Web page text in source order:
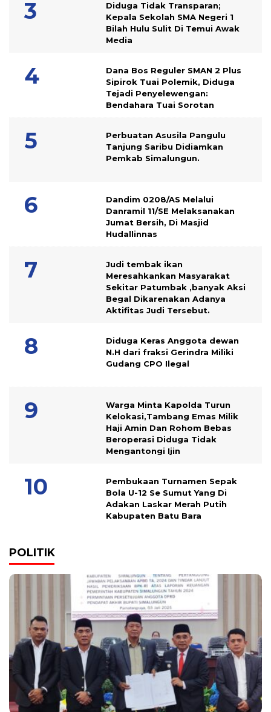
Diduga Tidak Transparan;
Kepala Sekolah SMA Negeri 1
Bilah Hulu Sulit Di Temui Awak
Media
Dana Bos Reguler SMAN 2 Plus
Sipirok Tuai Polemik, Diduga
Tejadi Penyelewengan:
Bendahara Tuai Sorotan
Perbuatan Asusila Pangulu
Tanjung Saribu Didiamkan
Pemkab Simalungun.
Dandim 0208/AS Melalui
Danramil 11/SE Melaksanakan
Jumat Bersih, Di Masjid
Hudallinnas
Judi tembak ikan
Meresahkankan Masyarakat
Sekitar Patumbak ,banyak Aksi
Begal Dikarenakan Adanya
Aktifitas Judi Tersebut.
Diduga Keras Anggota dewan
N.H dari fraksi Gerindra Miliki
Gudang CPO Ilegal
Warga Minta Kapolda Turun
Kelokasi,Tambang Emas Milik
Haji Amin Dan Rohom Bebas
Beroperasi Diduga Tidak
Mengantongi Ijin
Pembukaan Turnamen Sepak
Bola U-12 Se Sumut Yang Di
Adakan Laskar Merah Putih
Kabupaten Batu Bara
POLITIK